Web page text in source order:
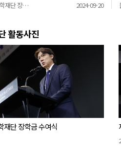
재단 장…
2024-09-20
활동사진
재단 장학금 수여식